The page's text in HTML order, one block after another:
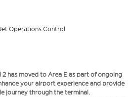
Operations Control
2 has moved to Area E as part of ongoing
your airport experience and provide
journey through the terminal.